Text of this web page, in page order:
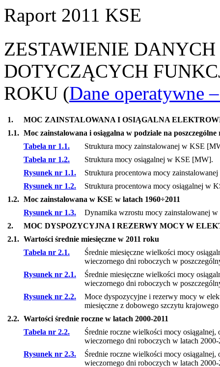
Raport 2011 KSE
ZESTAWIENIE
DOTYCZĄCYCH
ROKU (Dane operatywne
1.
MOC ZAINSTALOWANA I OSIĄGALNA
1.1. Moc zainstalowana i osiągalna w podziale na
Tabela nr 1.1.
Struktura mocy zainstalowanej w KSE
Tabela nr 1.2.
Struktura mocy osiągalnej w KSE [MW].
Rysunek nr 1.1.
Struktura procentowa mocy
Rysunek nr 1.2.
Struktura procentowa mocy osiągalnej w
1.2. Moc zainstalowana w KSE w latach 1960÷2011
Rysunek nr 1.3.
Dynamika wzrostu mocy zainstalowanej
2.
MOC DYSPOZYCYJNA I REZERWY MOCY W
2.1. Wartości średnie miesięczne w 2011 roku
Tabela nr 2.1.
Średnie miesięczne wielkości mocy
wieczornego dni roboczych w
Rysunek nr 2.1.
Średnie miesięczne wielkości mocy
wieczornego dni roboczych w
Rysunek nr 2.2.
Moce dyspozycyjne i rezerwy mocy w
miesięczne z dobowego szczytu
2.2. Wartości średnie roczne w latach 2000-2011
Tabela nr 2.2.
Średnie roczne wielkości mocy
wieczornego dni roboczych w latach
Rysunek nr 2.3.
Średnie roczne wielkości mocy
wieczornego dni roboczych w latach 2000-